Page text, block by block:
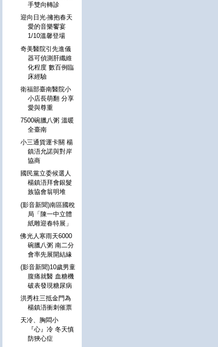
手雙向轉診
迎向日光‧擁抱春天
愛的音樂饗宴
1/10溫馨登場
奇美醫院引先進儀
器可偵測肝纖維
化程度 數百例臨
床經驗
衛福部臺南醫院小
小店長萌翻 分享
愛與尊重
7500碗臘八粥 溫暖
全臺南
小三通貨運卡關 楊
鎮浯允諾與對岸
協商
國民黨立委候選人
楊鎮浯拜會銀髮
族協會翁明堆
(影音新聞)南區國稅
局「陳一中立體
紙雕迎春特展」
佛光人寒雨天6000
碗臘八粥 南二分
會率先展開結緣
(影音新聞)10歲男童
腹痛就醫 血糖機
破表發現糖尿病
洪秀柱三抵金門為
楊鎮浯衝刺催票
天冷、胸悶小
『心』冷 冬天慎
防狹心症